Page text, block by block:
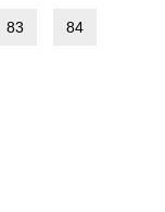
83 84